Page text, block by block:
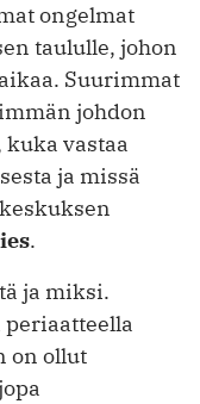
ongelmat
taululle, johon
Suurimmat
johdon
vastaa
ja missä
.
ja miksi.
periaatteella
on ollut